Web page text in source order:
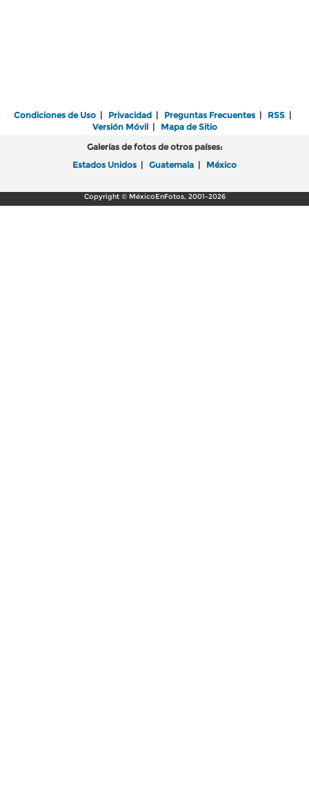
Condiciones de Uso | Privacidad | Preguntas Frecuentes | RSS |
Versión Móvil| Mapa de Sitio
Galerías de fotos de otros países:
Estados Unidos | Guatemala | México
Copyright © MéxicoEnFotos, 2001-2026